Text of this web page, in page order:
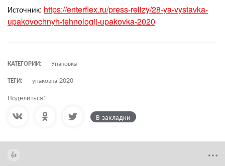
Источник: https://enterflex.ru/press-relizy/28-ya-vystavka-
upakovochnyh-tehnologij-upakovka-2020
КАТЕГОРИИ:
Упаковка
ТЕГИ:
упаковка 2020
Поделиться:
В закладки